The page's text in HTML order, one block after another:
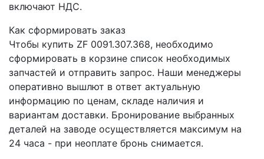
включают НДС.
Как сформировать заказ
Чтобы купить ZF 0091.307.368, необходимо
сформировать в корзине список необходимых
запчастей и отправить запрос. Наши менеджеры
оперативно вышлют в ответ актуальную
информацию по ценам, складе наличия и
вариантам доставки. Бронирование выбранных
деталей на заводе осуществляется максимум на
24 часа - при неоплате бронь снимается.